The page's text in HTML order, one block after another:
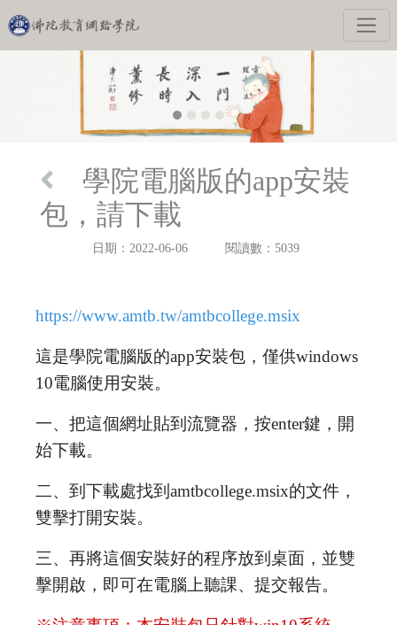
學院電腦版的app安裝
包，請下載
日期：2022-06-06 閱讀數：5039
https://www.amtb.tw/amtbcollege.msix
這是學院電腦版的app安裝包，僅供windows
10電腦使用安裝。
一、把這個網址貼到流覽器，按enter鍵，開
始下載。
二、到下載處找到amtbcollege.msix的文件，
雙擊打開安裝。
三、再將這個安裝好的程序放到桌面，並雙
擊開啟，即可在電腦上聽課、提交報告。